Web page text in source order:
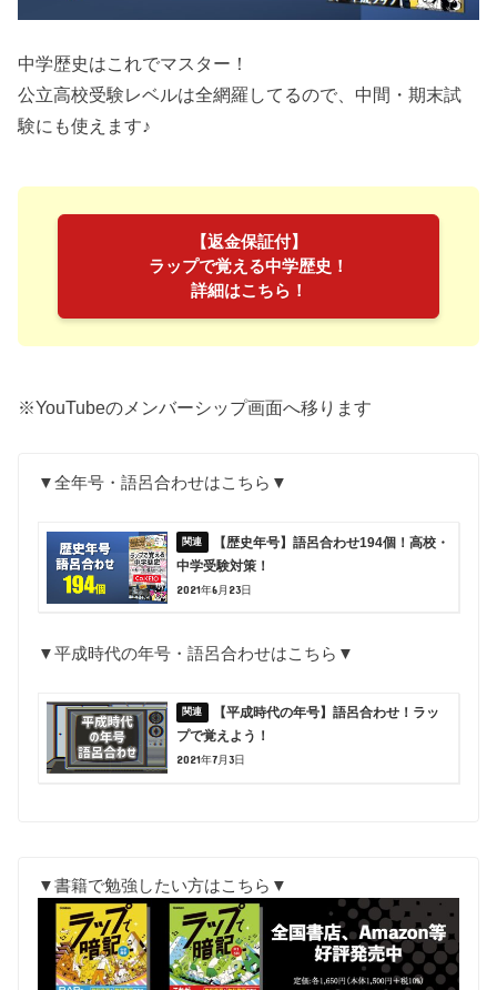
中学歴史はこれでマスター！
公立高校受験レベルは全網羅してるので、中間・期末試
験にも使えます♪
【返金保証付】
ラップで覚える中学歴史！
詳細はこちら！
※YouTubeのメンバーシップ画面へ移ります
▼全年号・語呂合わせはこちら▼
【歴史年号】語呂合わせ194個！高校・
中学受験対策！
2021年6月23日
▼平成時代の年号・語呂合わせはこちら▼
【平成時代の年号】語呂合わせ！ラッ
プで覚えよう！
2021年7月3日
▼書籍で勉強したい方はこちら▼